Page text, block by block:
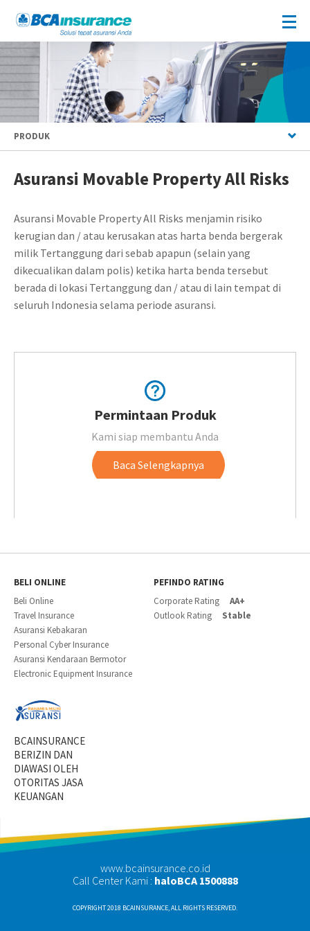
PRODUK
Asuransi Movable Property All Risks
Asuransi Movable Property All Risks menjamin risiko
kerugian dan / atau kerusakan atas harta benda bergerak
milik Tertanggung dari sebab apapun (selain yang
dikecualikan dalam polis) ketika harta benda tersebut
berada di lokasi Tertanggung dan / atau di lain tempat di
seluruh Indonesia selama periode asuransi.
Permintaan Produk
Kami siap membantu Anda
Baca Selengkapnya
BELI ONLINE
Beli Online
Travel Insurance
Asuransi Kebakaran
Personal Cyber Insurance
Asuransi Kendaraan Bermotor
Electronic Equipment Insurance
PEFINDO RATING
Corporate Rating AA+
Outlook Rating Stable
BCAINSURANCE
BERIZIN DAN
DIAWASI OLEH
OTORITAS JASA
KEUANGAN
COPYRIGHT 2018 BCAINSURANCE, ALL RIGHTS RESERVED.
www.bcainsurance.co.id
Call Center Kami : haloBCA 1500888